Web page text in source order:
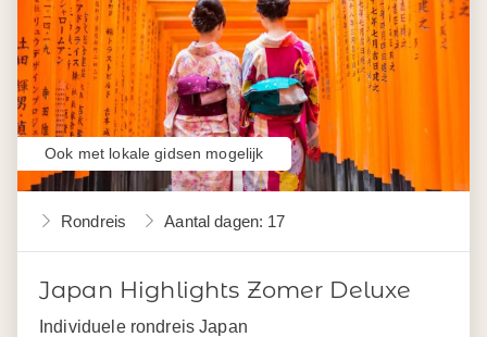
Rondreis Aantal dagen: 17
Japan Highlights Zomer Deluxe
Individuele rondreis Japan
Ook met lokale gidsen mogelijk